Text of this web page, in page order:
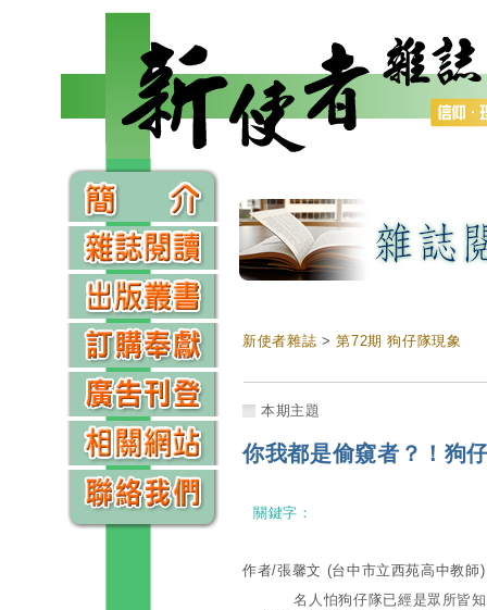
新使者雜誌 >第72期 狗仔隊現象
本期主題
你我都是偷窺者？！狗
關鍵字：
作者/張馨文 (台中市立西苑高中教師)
名人怕狗仔隊已經是眾所皆知